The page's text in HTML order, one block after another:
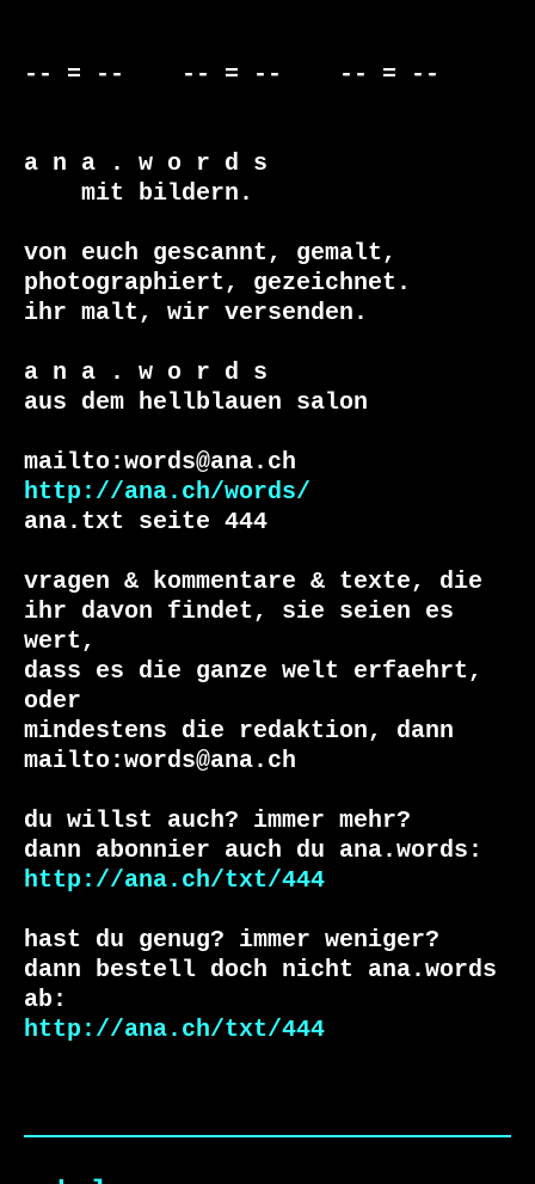
-- = --    -- = --    -- = --
a n a . w o r d s
von euch gescannt, gemalt,
photographiert, gezeichnet.
ihr malt, wir versenden.
a n a . w o r d s
aus dem hellblauen salon
http://ana.ch/words/
ana.txt seite 444
vragen & kommentare & texte, die
ihr davon findet, sie seien es
wert,
dass es die ganze welt erfaehrt,
oder
mindestens die redaktion, dann
mailto:words@ana.ch
du willst auch? immer mehr?
http://ana.ch/txt/444
hast du genug? immer weniger?
dann bestell doch nicht ana.words
http://ana.ch/txt/444